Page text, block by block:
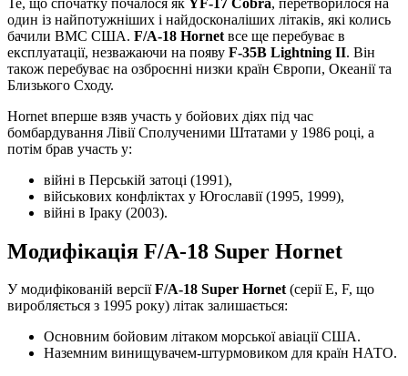
один із найпотужніших і найдосконаліших літаків, які колись
бачили ВМС США. F/A-18 Hornet все ще перебуває в
експлуатації, незважаючи на появу F-35B Lightning II. Він
також перебуває на озброєнні низки країн Європи, Океанії та
Близького Сходу.
Hornet вперше взяв участь у бойових діях під час
бомбардування Лівії Сполученими Штатами у 1986 році, а
потім брав участь у:
війні в Перській затоці (1991),
військових конфліктах у Югославії (1995, 1999),
війні в Іраку (2003).
Модифікація F/A-18 Super Hornet
У модифікованій версіїF/A-18 Super Hornet(серії E, F, що
виробляється з 1995 року) літак залишається:
Основним бойовим літаком морської авіації США.
Наземним винищувачем-штурмовиком для країн НАТО.